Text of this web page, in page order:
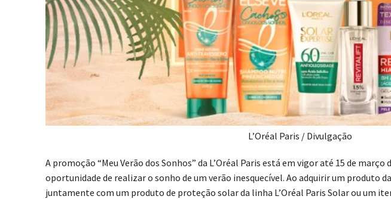
L’Oréal Paris / Divulgação
A promoção “Meu Verão dos Sonhos” da L’Oréal Paris está em vigor até 15 de
oportunidade de realizar o sonho de um verão inesquecível. Ao adquirir um produto
juntamente com um produto de proteção solar da linha L’Oréal Paris Solar ou um